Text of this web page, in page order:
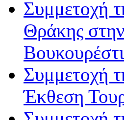
Συμμετοχή
Θράκης
Συμμετοχή
Έκθεση